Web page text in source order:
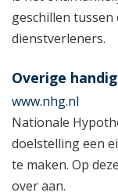
geschillen
dienstverleners.
Overige
www.nhg.nl
Nationale
doelstelling een
te maken. Op
over aan.